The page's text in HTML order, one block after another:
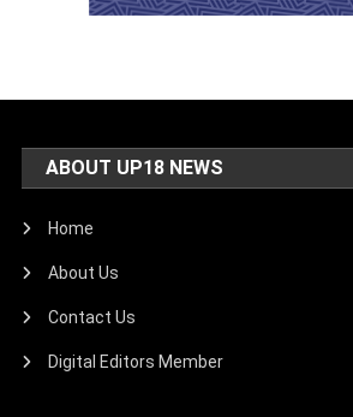
ABOUT UP18 NEWS
Home
About Us
Contact Us
Digital Editors Member